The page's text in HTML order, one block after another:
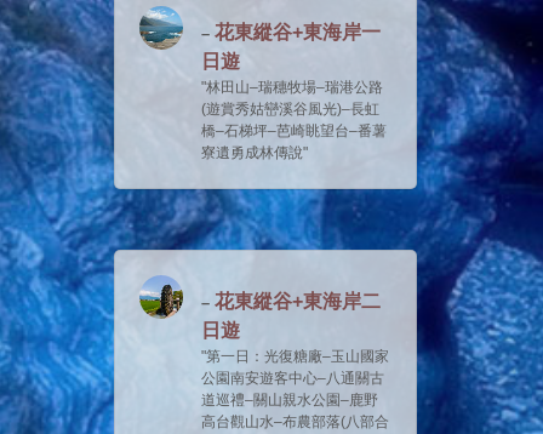
花東縱谷+東海岸一
日遊
林田山–瑞穗牧場–瑞港公路
(遊賞秀姑巒溪谷風光)–長虹
橋–石梯坪–芭崎眺望台–番薯
寮遺勇成林傳說
花東縱谷+東海岸二
日遊
第一日：光復糖廠–玉山國家
公園南安遊客中心–八通關古
道巡禮–關山親水公園–鹿野
高台觀山水–布農部落(八部合